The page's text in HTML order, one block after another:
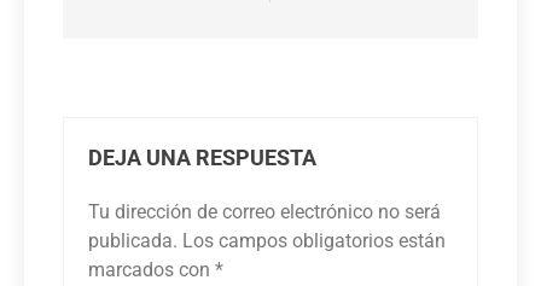
DEJA UNA RESPUESTA
Tu dirección de correo electrónico no será
publicada. Los campos obligatorios están
marcados con *